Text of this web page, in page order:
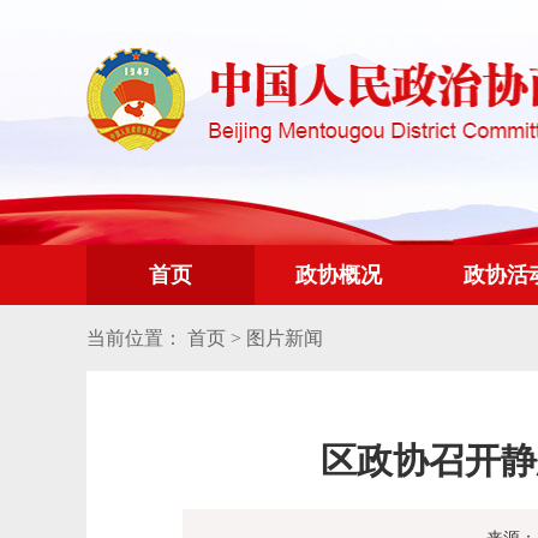
首页 政协概况 政协活
当前位置： 首页 > 图片新闻
区政协召开